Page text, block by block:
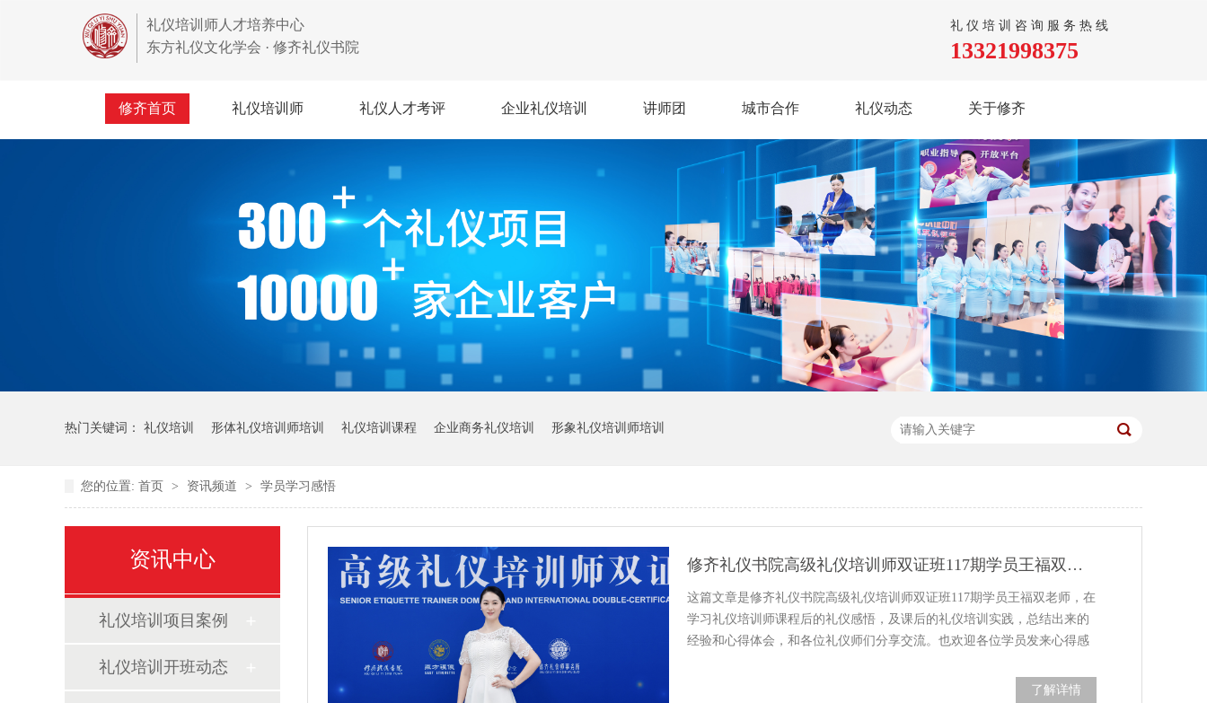
礼仪培训师人才培养中心
东方礼仪文化学会 · 修齐礼仪书院
礼仪培训咨询服务热线
13321998375
修齐首页 礼仪培训师 礼仪人才考评 企业礼仪培训 讲师团 城市合作 礼仪动态 关于修齐
热门关键词： 礼仪培训 形体礼仪培训师培训 礼仪培训课程 企业商务礼仪培训 形象礼仪培训师培训
您的位置: 首页 > 资讯频道 > 学员学习感悟
资讯中心
礼仪培训项目案例
礼仪培训开班动态
修齐礼仪书院高级礼仪培训师双证班117期学员王福双老师学习感悟
这篇文章是修齐礼仪书院高级礼仪培训师双证班117期学员王福双老师，在
学习礼仪培训师课程后的礼仪感悟，及课后的礼仪培训实践，总结出来的
经验和心得体会，和各位礼仪师们分享交流。也欢迎各位学员发来心得感
了解详情